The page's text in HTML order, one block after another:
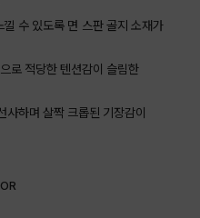
수 있도록 면 스판 골지 소재가
로 적당한 텐션감이 슬림한
하며 살짝 크롭된 기장감이